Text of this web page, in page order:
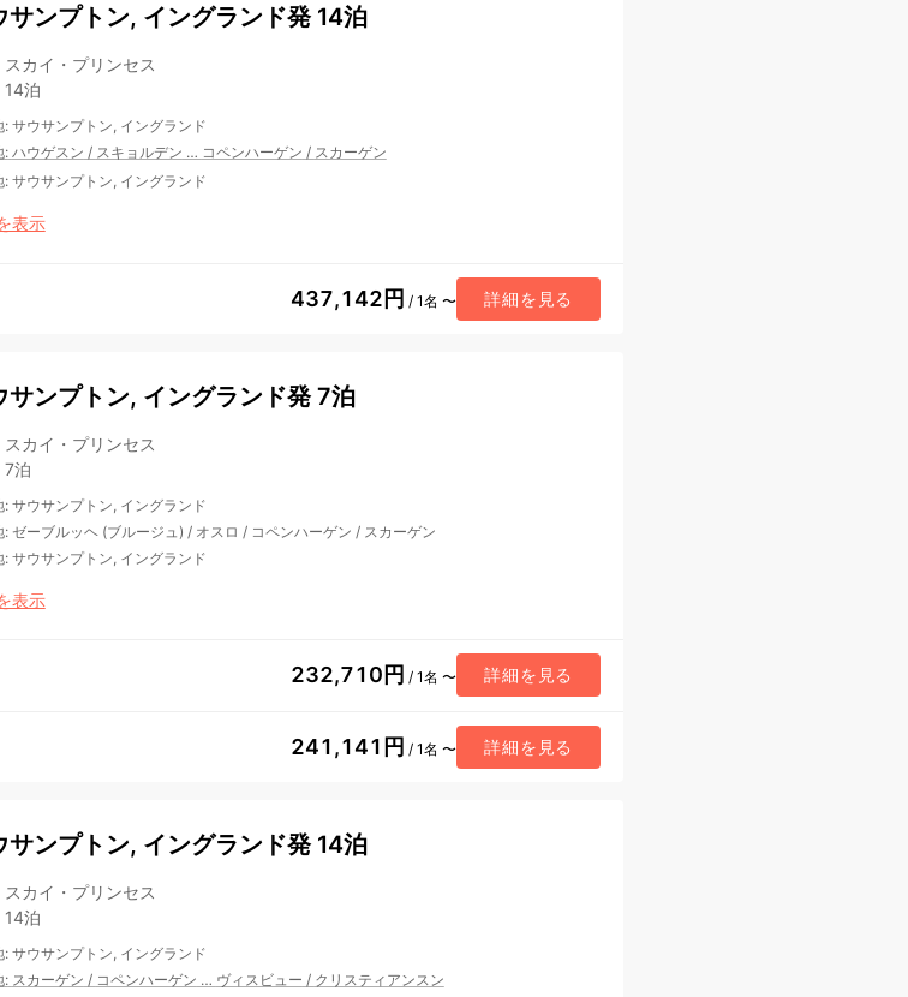
サンプトン, イングランド発 14泊
スカイ・プリンセス
14泊
: サウサンプトン, イングランド
: ハウゲスン / スキョルデン … コペンハーゲン / スカーゲン
: サウサンプトン, イングランド
表示
437,142円 / 1名 〜 詳細を見る
サンプトン, イングランド発 7泊
スカイ・プリンセス
7泊
: サウサンプトン, イングランド
: ゼーブルッヘ (ブルージュ) / オスロ / コペンハーゲン / スカーゲン
: サウサンプトン, イングランド
表示
232,710円 / 1名 〜 詳細を見る
241,141円 / 1名 〜 詳細を見る
サンプトン, イングランド発 14泊
スカイ・プリンセス
14泊
: サウサンプトン, イングランド
: スカーゲン / コペンハーゲン … ヴィスビュー / クリスティアンスン